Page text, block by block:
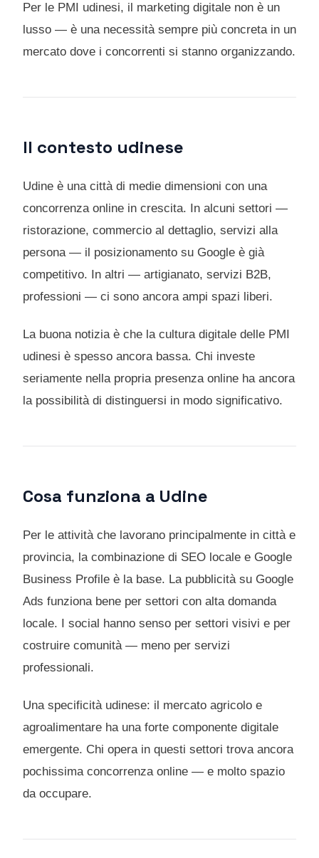
Per le PMI udinesi, il marketing digitale non è un
lusso — è una necessità sempre più concreta in un
mercato dove i concorrenti si stanno organizzando.
Il contesto udinese
Udine è una città di medie dimensioni con una
concorrenza online in crescita. In alcuni settori —
ristorazione, commercio al dettaglio, servizi alla
persona — il posizionamento su Google è già
competitivo. In altri — artigianato, servizi B2B,
professioni — ci sono ancora ampi spazi liberi.
La buona notizia è che la cultura digitale delle PMI
udinesi è spesso ancora bassa. Chi investe
seriamente nella propria presenza online ha ancora
la possibilità di distinguersi in modo significativo.
Cosa funziona a Udine
Per le attività che lavorano principalmente in città e
provincia, la combinazione di SEO locale e Google
Business Profile è la base. La pubblicità su Google
Ads funziona bene per settori con alta domanda
locale. I social hanno senso per settori visivi e per
costruire comunità — meno per servizi
professionali.
Una specificità udinese: il mercato agricolo e
agroalimentare ha una forte componente digitale
emergente. Chi opera in questi settori trova ancora
pochissima concorrenza online — e molto spazio
da occupare.